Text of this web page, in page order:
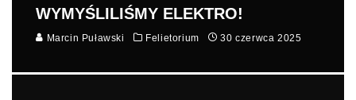
WYMYŚLILIŚMY ELEKTRO!
Marcin Puławski Felietorium 30 czerwca 2025